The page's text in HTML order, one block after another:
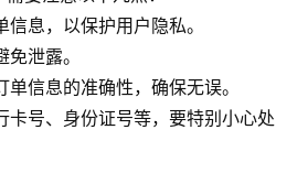
息，以保护用户隐私。
泄露。
信息的准确性，确保无误。
卡号、身份证号等，要特别小心处